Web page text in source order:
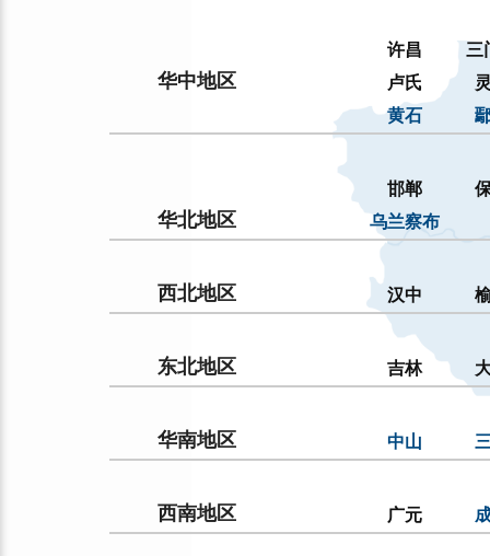
华中地区
许昌
三
卢氏
黄石
华北地区
邯郸
乌兰察布
西北地区 汉中
东北地区 吉林
华南地区 中山
西南地区 广元